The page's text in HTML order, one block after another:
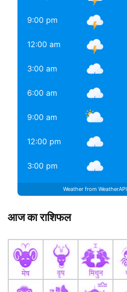
9:00 pm
12:00 am
3:00 am
6:00 am
9:00 am
12:00 pm
3:00 pm
Weather from WeatherAPI
आज का राशिफल